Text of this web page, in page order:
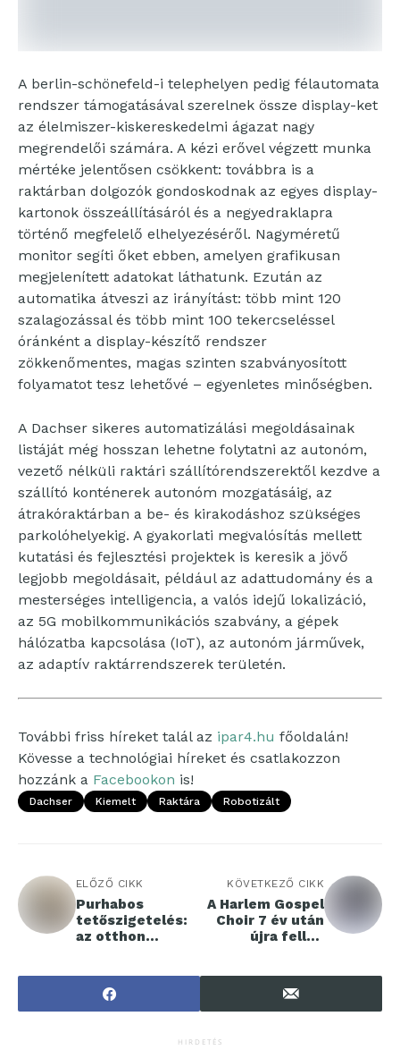
A berlin-schönefeld-i telephelyen pedig félautomata
rendszer támogatásával szerelnek össze display-ket
az élelmiszer-kiskereskedelmi ágazat nagy
megrendelői számára. A kézi erővel végzett munka
mértéke jelentősen csökkent: továbbra is a
raktárban dolgozók gondoskodnak az egyes display-
kartonok összeállításáról és a negyedraklapra
történő megfelelő elhelyezéséről. Nagyméretű
monitor segíti őket ebben, amelyen grafikusan
megjelenített adatokat láthatunk. Ezután az
automatika átveszi az irányítást: több mint 120
szalagozással és több mint 100 tekercseléssel
óránként a display-készítő rendszer
zökkenőmentes, magas szinten szabványosított
folyamatot tesz lehetővé – egyenletes minőségben.
A Dachser sikeres automatizálási megoldásainak
listáját még hosszan lehetne folytatni az autonóm,
vezető nélküli raktári szállítórendszerektől kezdve a
szállító konténerek autonóm mozgatásáig, az
átrakóraktárban a be- és kirakodáshoz szükséges
parkolóhelyekig. A gyakorlati megvalósítás mellett
kutatási és fejlesztési projektek is keresik a jövő
legjobb megoldásait, például az adattudomány és a
mesterséges intelligencia, a valós idejű lokalizáció,
az 5G mobilkommunikációs szabvány, a gépek
hálózatba kapcsolása (IoT), az autonóm járművek,
az adaptív raktárrendszerek területén.
További friss híreket talál az ipar4.hu főoldalán!
Kövesse a technológiai híreket és csatlakozzon
hozzánk a Facebookon is!
Dachser Kiemelt Raktára Robotizált
ELŐZŐ CIKK
Purhabos
tetőszigetelés:
az otthon
KÖVETKEZŐ CIKK
A Harlem Gospel
Choir 7 év után
újra fellép
HIRDETÉS